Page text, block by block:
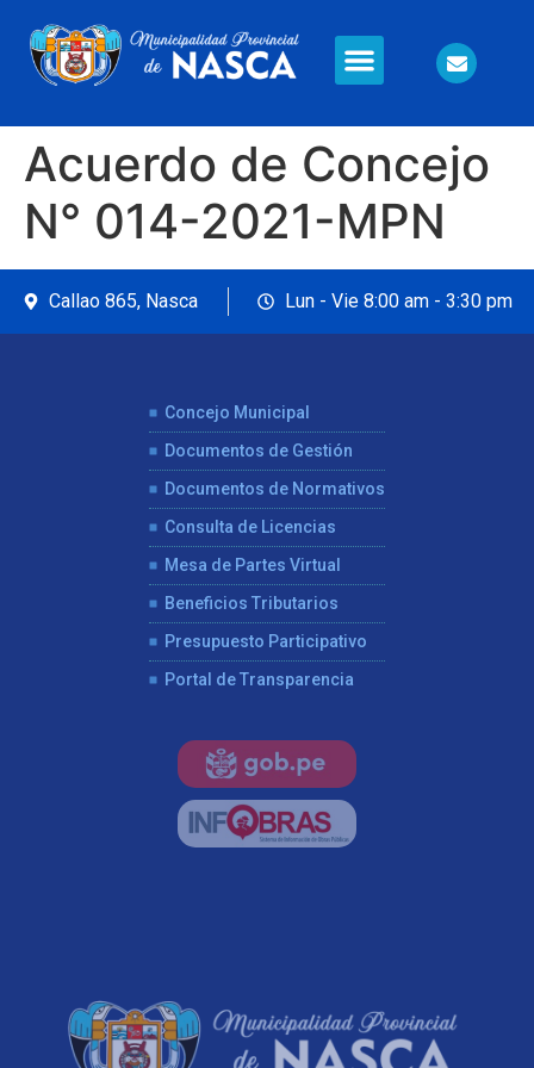
Acuerdo de Concejo
N° 014-2021-MPN
Callao 865, Nasca Lun - Vie 8:00 am - 3:30 pm
Concejo Municipal
Documentos de Gestión
Documentos de Normativos
Consulta de Licencias
Mesa de Partes Virtual
Beneficios Tributarios
Presupuesto Participativo
Portal de Transparencia